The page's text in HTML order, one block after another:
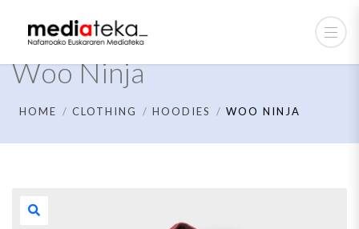
Woo Ninja
HOME CLOTHING HOODIES WOO NINJA